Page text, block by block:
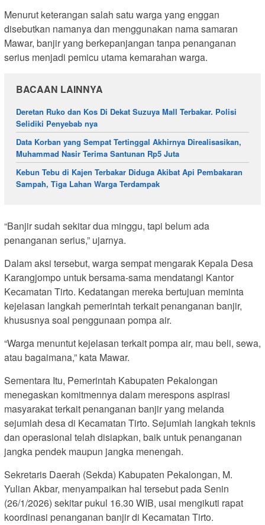
Menurut keterangan salah satu warga yang enggan
disebutkan namanya dan menggunakan nama samaran
Mawar, banjir yang berkepanjangan tanpa penanganan
serius menjadi pemicu utama kemarahan warga.
BACAAN LAINNYA
Deretan Ruko dan Kos Di Dekat Suzuya Mall Terbakar. Polisi
Selidiki Penyebab nya
Data Korban yang Sempat Tertinggal Akhirnya Direalisasikan,
Muhammad Nasir Terima Santunan Rp5 Juta
Kebun Tebu di Kajen Terbakar Diduga Akibat Api Pembakaran
Sampah, Tiga Lahan Warga Terdampak
“Banjir sudah sekitar dua minggu, tapi belum ada
penanganan serius,” ujarnya.
Dalam aksi tersebut, warga sempat mengarak Kepala Desa
Karangjompo untuk bersama-sama mendatangi Kantor
Kecamatan Tirto. Kedatangan mereka bertujuan meminta
kejelasan langkah pemerintah terkait penanganan banjir,
khususnya soal penggunaan pompa air.
“Warga menuntut kejelasan terkait pompa air, mau beli, sewa,
atau bagaimana,” kata Mawar.
Sementara Itu, Pemerintah Kabupaten Pekalongan
menegaskan komitmennya dalam merespons aspirasi
masyarakat terkait penanganan banjir yang melanda
sejumlah desa di Kecamatan Tirto. Sejumlah langkah teknis
dan operasional telah disiapkan, baik untuk penanganan
jangka pendek maupun jangka menengah.
Sekretaris Daerah (Sekda) Kabupaten Pekalongan, M.
Yulian Akbar, menyampaikan hal tersebut pada Senin
(26/1/2026) sekitar pukul 16.30 WIB, usai mengikuti rapat
koordinasi penanganan banjir di Kecamatan Tirto.